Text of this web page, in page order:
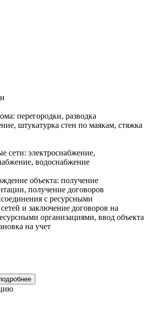
перегородки, разводка
штукатурка стен по маякам, стяжка
сети: электроснабжение,
водоснабжение
объекта: получение
получение договоров
с ресурсными
и заключение договоров на
организациями, ввод объекта
на учет